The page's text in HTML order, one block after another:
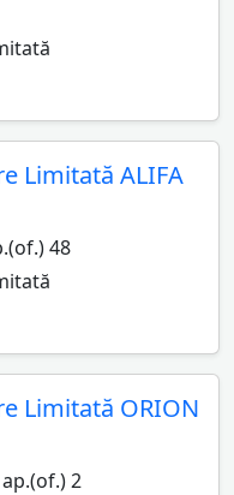
Limitată ALIFA
48
Limitată ORION
2